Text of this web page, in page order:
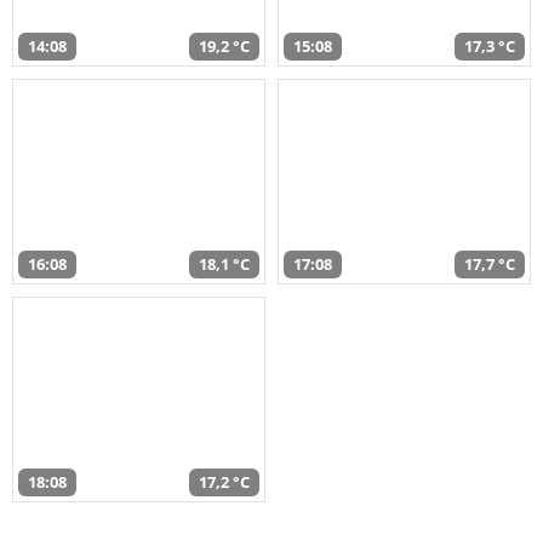
14:08 19,2 °C 15:08 17,3 °C
16:08 18,1 °C 17:08 17,7 °C
18:08 17,2 °C